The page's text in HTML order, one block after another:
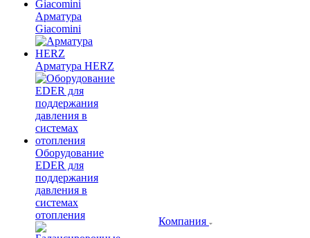
Арматура
Giacomini
Арматура HERZ
Оборудование
EDER для
поддержания
давления в
системах
отопления
Компания